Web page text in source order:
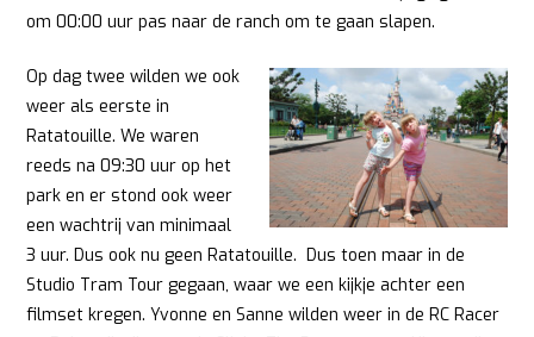
om 00:00 uur pas naar de ranch om te gaan slapen.
Op dag twee wilden we ook
weer als eerste in
Ratatouille. We waren
reeds na 09:30 uur op het
park en er stond ook weer
een wachtrij van minimaal
3 uur. Dus ook nu geen Ratatouille. Dus toen maar in de
Studio Tram Tour gegaan, waar we een kijkje achter een
filmset kregen. Yvonne en Sanne wilden weer in de RC Racer